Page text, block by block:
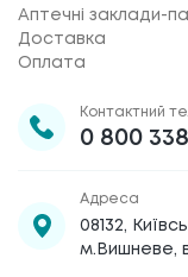
Аптечні заклади-
Доставка
Оплата
Контактний
0 800
Адреса
08132,
м.Вишневе,